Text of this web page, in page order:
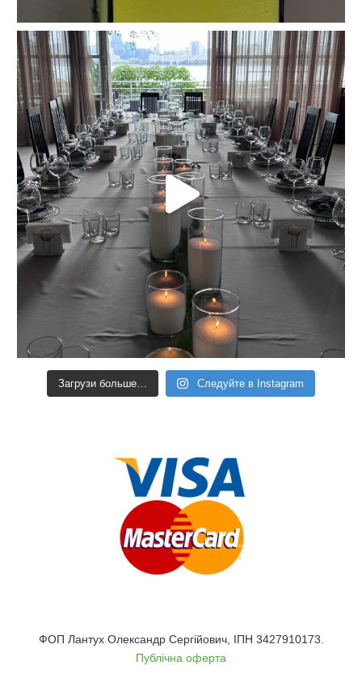
Загрузи больше… Следуйте в Instagram
ФОП Лантух Олександр Сергійович, ІПН 3427910173.
Публічна оферта